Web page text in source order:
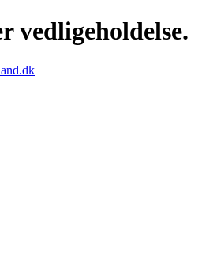
vedligeholdelse.